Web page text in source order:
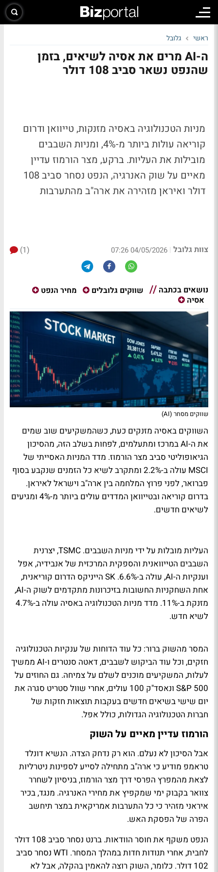
ראשי גלובל
ה-AI מרים את אסיה לשיאים, בזמן
שהנפט נשאר סביב 108 דולר
מניות הטכנולוגיה באסיה מזנקות, טייוואן ודרום
קוריאה עולות ביותר מ-4%, ומניות השבבים
מובילות את העליות. ברקע, מצר הורמוז עדיין
מאיים על שוק האנרגיה, הנפט נסחר סביב 108
דולר ואיראן מזהירה את ארה"ב מהתערבות
צוות גלובל |
04/05/2026 07:26
(1)
נושאים בכתבה שווקים גלובלים
מחיר הנפט
אסיה
שווקים מסחר (AI)
השווקים באסיה מזנקים כעת, כשהמשקיעים שוב שמים
את ה-AI במרכז ומתעלמים, לפחות בשלב הזה, מהסיכון
הגיאופוליטי סביב מצר הורמוז. מדד המניות האסייתי של
MSCI עולה ב-2.2% ומתקרב לשיא כל הזמנים שנקבע בסוף
פברואר, לפני פרוץ המלחמה בין ארה"ב וישראל לאיראן.
בדרום קוריאה ובטייוואן המדדים עולים ביותר מ-4% ומגיעים
לשיאים חדשים.
העליות מובלות על ידי מניות השבבים. TSMC, יצרנית
השבבים הטייוואנית והספקית המרכזית של אנבידיה, אפל
וענקיות ה-AI, עולה ב-6.6%. SK הייניקס הדרום קוריאנית,
אחת השחקניות החשובות בזיכרונות מתקדמים לשוק ה-AI,
מזנקת ב-11%. מדד מניות הטכנולוגיה באסיה עולה ב-4.7%
לשיא חדש.
המסר מהשוק ברור: כל עוד הדוחות של ענקיות הטכנולוגיה
חזקים, וכל עוד הביקוש לשבבים, דאטה סנטרים ו-AI ממשיך
לעלות, המשקיעים מוכנים לשלם על צמיחה. גם החוזים על
S&P 500 ונאסד"ק 100 עולים, אחרי שוול סטריט סגרה את
יום שישי בשיאים חדשים בעקבות תוצאות חזקות של
חברות הטכנולוגיה הגדולות, כולל אפל.
הורמוז עדיין מאיים על השוק
אבל הסיכון לא נעלם. הוא רק נדחק הצדה. הנשיא דונלד
טראמפ מודיע כי ארה"ב מתחילה לסייע לספינות ניטרליות
לצאת מהמפרץ הפרסי דרך מצר הורמוז, בניסיון לשחרר
צוואר בקבוק ימי שמקפיץ את מחירי האנרגיה. מנגד, בכיר
איראני מזהיר כי כל התערבות אמריקאית במצר תיחשב
הפרה של הפסקת האש.
הנפט משקף את חוסר הוודאות. ברנט נסחר סביב 108 דולר
לחבית, אחרי תנודות חדות במהלך המסחר. WTI נסחר סביב
102 דולר. כלומר, השוק רוצה להאמין בהקלה, אבל לא